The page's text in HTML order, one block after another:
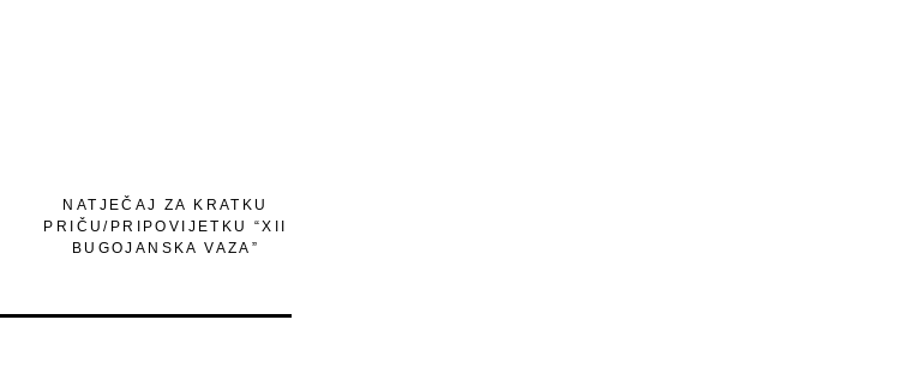
NATJEČAJ ZA KRATKU
PRIČU/PRIPOVIJETKU “XII
BUGOJANSKA VAZA”